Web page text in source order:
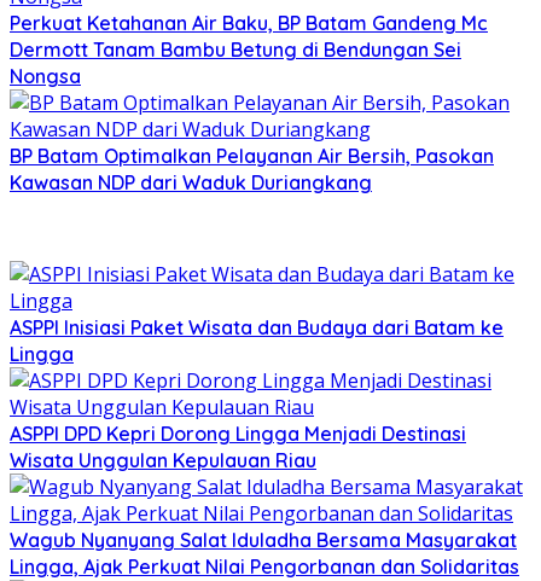
Perkuat Ketahanan Air Baku, BP Batam Gandeng Mc
Dermott Tanam Bambu Betung di Bendungan Sei
Nongsa
BP Batam Optimalkan Pelayanan Air Bersih, Pasokan
Kawasan NDP dari Waduk Duriangkang
ASPPI Inisiasi Paket Wisata dan Budaya dari Batam ke
Lingga
ASPPI DPD Kepri Dorong Lingga Menjadi Destinasi
Wisata Unggulan Kepulauan Riau
Wagub Nyanyang Salat Iduladha Bersama Masyarakat
Lingga, Ajak Perkuat Nilai Pengorbanan dan Solidaritas